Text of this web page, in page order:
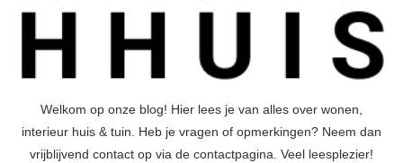
Welkom op onze blog! Hier lees je van alles over wonen,
interieur huis & tuin. Heb je vragen of opmerkingen? Neem dan
vrijblijvend contact op via de contactpagina. Veel leesplezier!